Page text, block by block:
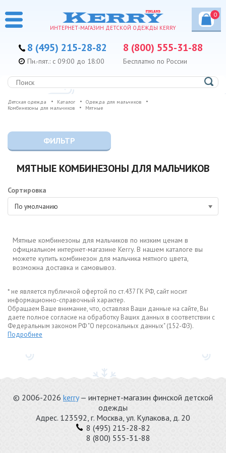
ИНТЕРНЕТ-МАГАЗИН ДЕТСКОЙ ОДЕЖДЫ KERRY
0
8 (495) 215-28-82 8 (800) 555-31-88
Бесплатно по России
Пн.-пят.: с 09:00 до 18:00
Детская одежда Каталог
Одежда для мальчиков
Комбинезоны для мальчиков
Мятные
ФИЛЬТР
МЯТНЫЕ КОМБИНЕЗОНЫ ДЛЯ МАЛЬЧИКОВ
Сортировка
По умолчанию
Мятные комбинезоны для мальчиков по низким ценам в
официальном интернет-магазине Kerry. В нашем каталоге вы
можете купить комбинезон для мальчика мятного цвета,
возможна доставка и самовывоз.
* не является публичной офертой по ст.437 ГК РФ, сайт носит
информационно-справочный характер.
Обращаем Ваше внимание, что, оставляя Ваши данные на сайте, Вы
даете полное согласие на обработку Ваших данных в соответствии с
Федеральным законом РФ "О персональных данных" (152-ФЗ).
Подробнее
© 2006-2026 kerry— интернет-магазин финской детской
одежды
Адрес. 123592, г. Москва, ул. Кулакова, д. 20
8 (495) 215-28-82
8 (800) 555-31-88